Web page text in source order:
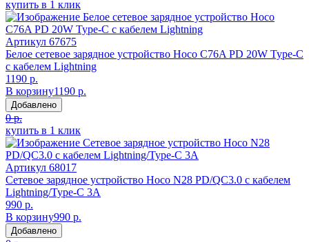
купить в 1 клик
Артикул 67675
Белое сетевое зарядное устройство Hoco C76A PD 20W Type-C
c кабелем Lightning
1190 р.
В корзину1190 р.
Добавлено
0 р.
купить в 1 клик
Артикул 68017
Сетевое зарядное устройство Hoco N28 PD/QC3.0 с кабелем
Lightning/Type-C 3A
990 р.
В корзину990 р.
Добавлено